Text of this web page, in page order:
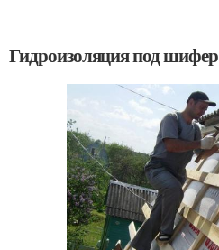
Гидроизоляция под шифер